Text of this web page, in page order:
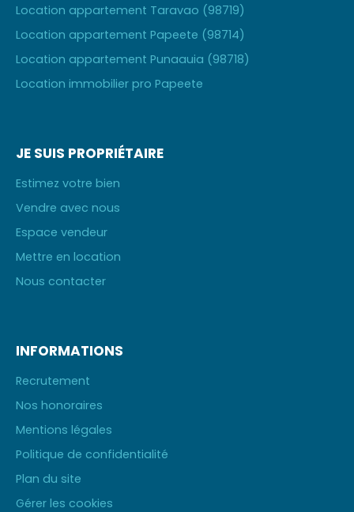
Location appartement Taravao (98719)
Location appartement Papeete (98714)
Location appartement Punaauia (98718)
Location immobilier pro Papeete
JE SUIS PROPRIÉTAIRE
Estimez votre bien
Vendre avec nous
Espace vendeur
Mettre en location
Nous contacter
INFORMATIONS
Recrutement
Nos honoraires
Mentions légales
Politique de confidentialité
Plan du site
Gérer les cookies